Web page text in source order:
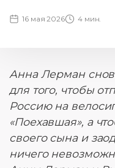
16 мая 2026 4 мин.
Анна Лерман
для того, чтобы
Россию на
«Поехавшая», а
своего сына и
ничего